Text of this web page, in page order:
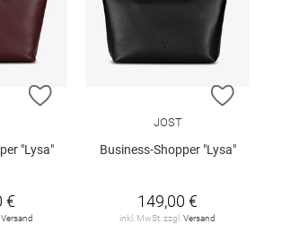
ZUR WUNSCHLISTE HINZUFÜGEN
"Lysa"
€
Versand
ZUR
JOST
Business-Shopper "Lysa"
149,00 €
inkl. MwSt. zzgl. Versand